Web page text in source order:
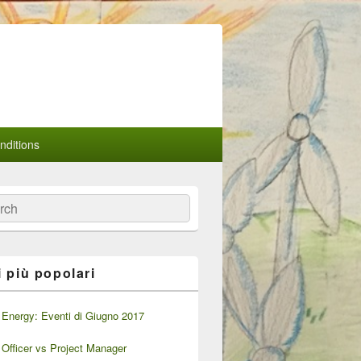
più popolari
Eventi di Giugno 2017
vs Project Manager